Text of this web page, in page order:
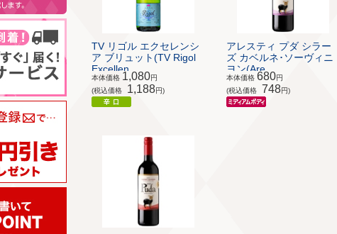
TV リゴル エクセレンシ
ア ブリュット(TV Rigol
Excellen...
本体価格 1,080円
(税込価格
1,188円)
アレスティ プダ シラー
ズ カベルネ･ソーヴィニ
ヨン(Are...
本体価格 680円
(税込価格
748円)